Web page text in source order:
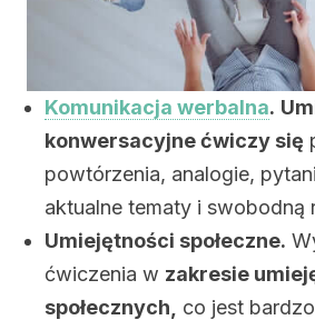
Komunikacja werbalna.
konwersacyjne ćwiczy się
powtórzenia, analogie,
aktualne tematy i swobodną
Umiejętności społeczne.
ćwiczenia w zakresie
społecznych,
co jest